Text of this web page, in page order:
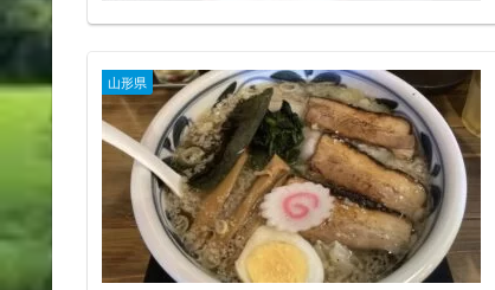
山形県